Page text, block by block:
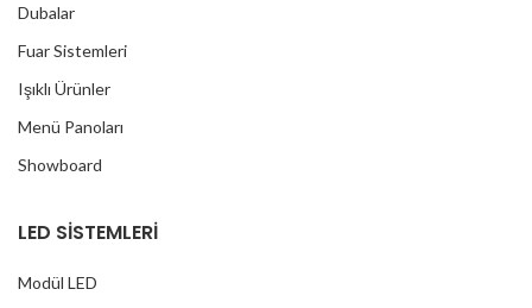
Dubalar
Fuar Sistemleri
Işıklı Ürünler
Menü Panoları
Showboard
LED SİSTEMLERİ
Modül LED